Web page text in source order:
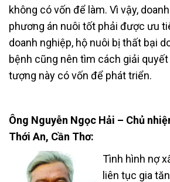
không có vốn để làm. Vì vậy,
phương án nuôi tốt phải được ưu
doanh nghiệp, hộ nuôi bị thất bại
bệnh cũng nên tìm cách giải
tượng này có vốn để phát triển.
Ông Nguyễn Ngọc Hải – Chủ
Thới An, Cần Thơ:
Tình hình nợ
liên tục gia